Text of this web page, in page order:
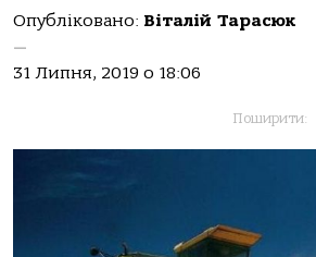
Опубліковано: Віталій Тарасюк
—
31 Липня, 2019 о 18:06
Поширити: